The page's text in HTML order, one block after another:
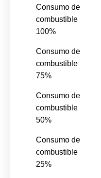
Consumo de
combustible
100%
Consumo de
combustible
75%
Consumo de
combustible
50%
Consumo de
combustible
25%